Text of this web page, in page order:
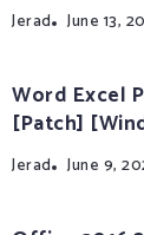
Jerad June 13,
Word Excel
[Patch]
Jerad June 9,